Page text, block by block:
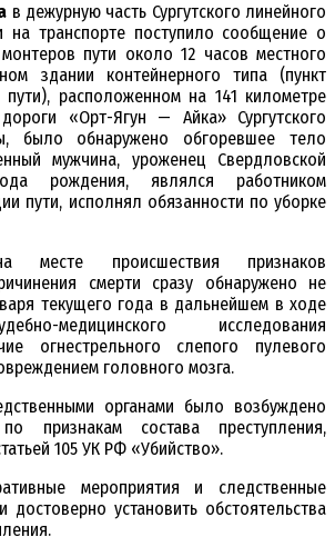
в дежурную часть Сургутского линейного
транспорте поступило сообщение о
пути около 12 часов местного
здании контейнерного типа (пункт
пути), расположенном на 141 километре
«Орт-Ягун — Айка» Сургутского
было обнаружено обгоревшее тело
мужчина, уроженец Свердловской
рождения, являлся работником
пути, исполнял обязанности по уборке
происшествия признаков
смерти сразу обнаружено не
текущего года в дальнейшем в ходе
медицинского исследования
огнестрельного слепого пулевого
головного мозга.
органами было возбуждено
признакам состава преступления,
105 УК РФ «Убийство».
мероприятия и следственные
достоверно установить обстоятельства